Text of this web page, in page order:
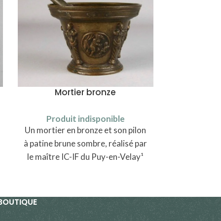
Mortier bronze
Produit indisponible
Un mortier en bronze et son pilon
à patine brune sombre, réalisé par
le maître IC-IF du Puy-en-Velay¹